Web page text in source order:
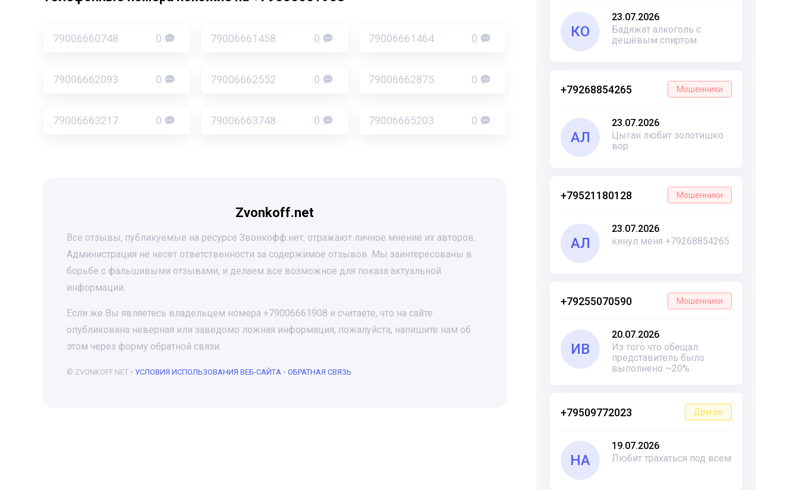
КО
23.07.2026
Бадяжат алкоголь с
дешёвым спиртом
+79268854265 Мошенники
АЛ
23.07.2026
Цыган любит золотишко
вор
+79521180128 Мошенники
АЛ
23.07.2026
кинул меня +79268854265
+79255070590 Мошенники
ИВ
20.07.2026
Из того что обещал
представитель было
выполнено ~20%
+79509772023 Другое
НА
19.07.2026
Любит трахаться под всем
79006660748 0 79006661458 0 79006661464 0
79006662093 0 79006662552 0 79006662875 0
79006663217 0 79006663748 0 79006665203 0
Zvonkoff.net
Все отзывы, публикуемые на ресурсе Звонкофф.нет, отражают личное мнение их авторов.
Администрация не несет ответственности за содержимое отзывов. Мы заинтересованы в
борьбе с фальшивыми отзывами, и делаем все возможное для показа актуальной
информации.
Если же Вы являетесь владельцем номера +79006661908 и считаете, что на сайте
опубликована неверная или заведомо ложная информация, пожалуйста, напишите нам об
этом через форму обратной связи.
© ZVONKOFF.NET • УСЛОВИЯ ИСПОЛЬЗОВАНИЯ ВЕБ-САЙТА • ОБРАТНАЯ СВЯЗЬ